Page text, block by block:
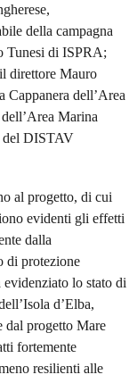
della campagna
Tunesi di ISPRA;
direttore Mauro
dell’Area
Marina
del DISTAV
al progetto, di cui
evidenti gli effetti
dalla
di protezione
lo stato di
d’Elba,
dal progetto Mare
fortemente
resilienti alle